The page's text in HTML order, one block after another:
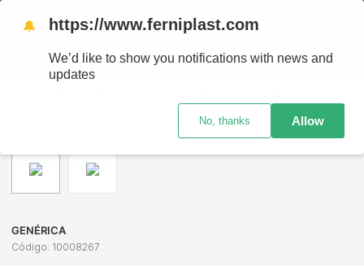
GENÉRICA
Código: 10008267
🔔 https://www.ferniplast.com
We’d like to show you notifications with news and
updates
No, thanks Allow